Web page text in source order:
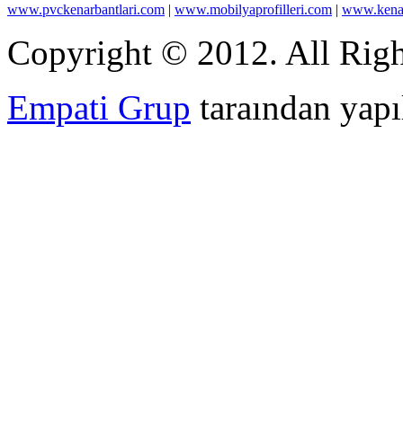
www.pvckenarbantlari.com | www.mobilyaprofilleri.com |
Copyright © 2012. All
Empati Grup taraından